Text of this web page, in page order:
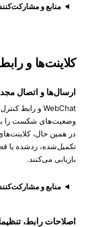
منابع و
کلاینت‌ها و
ارسال‌ها و اتصال
WebChat و رابط کنترل
وضعیت‌های شکست را با
در همین حال،
تکمیل‌شده، ردشده یا
بازیابی می‌کنند.
منابع و
اصلاحات رابط،